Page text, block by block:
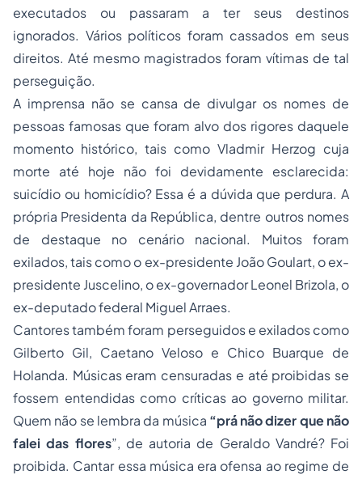
executados ou passaram a ter seus destinos
ignorados. Vários políticos foram cassados em seus
direitos. Até mesmo magistrados foram vítimas de tal
perseguição.
A imprensa não se cansa de divulgar os nomes de
pessoas famosas que foram alvo dos rigores daquele
momento histórico, tais como Vladmir Herzog cuja
morte até hoje não foi devidamente esclarecida:
suicídio ou homicídio? Essa é a dúvida que perdura. A
própria Presidenta da República, dentre outros nomes
de destaque no cenário nacional. Muitos foram
exilados, tais como o ex-presidente João Goulart, o ex-
presidente Juscelino, o ex-governador Leonel Brizola, o
ex-deputado federal Miguel Arraes.
Cantores também foram perseguidos e exilados como
Gilberto Gil, Caetano Veloso e Chico Buarque de
Holanda. Músicas eram censuradas e até proibidas se
fossem entendidas como críticas ao governo militar.
Quem não se lembra da música “prá não dizer que não
falei das flores”, de autoria de Geraldo Vandré? Foi
proibida. Cantar essa música era ofensa ao regime de